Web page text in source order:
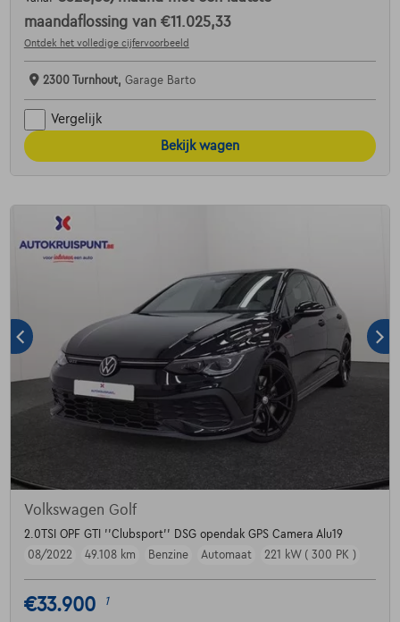
maandaflossing van €11.025,33
Ontdek het volledige cijfervoorbeeld
2300 Turnhout, Garage Barto
Vergelijk
Bekijk wagen
Volkswagen Golf
2.0TSI OPF GTI ''Clubsport'' DSG opendak GPS Camera Alu19
08/2022
49.108 km Benzine Automaat 221 kW ( 300 PK )
€33.900 1